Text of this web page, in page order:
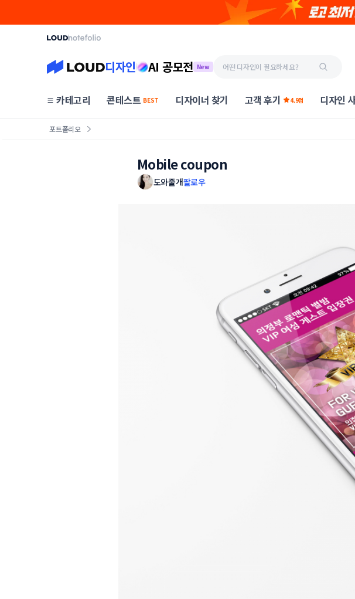
디자인 AI 공모전 New
카테고리 콘테스트 BEST 디자이너 찾기 고객 후기 4.9점 디자인
포트폴리오
Mobile coupon
도와줄개팔로우